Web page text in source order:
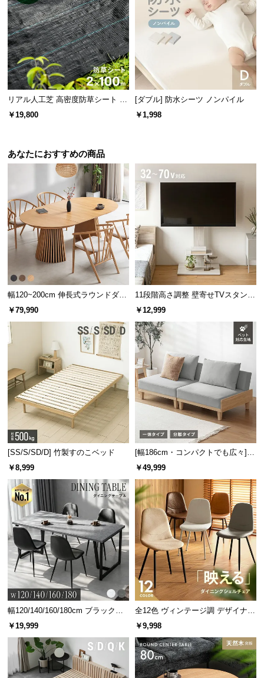
リアル人工芝 高密度防草シート 2×
100m
￥19,800
[ダブル] 防水シーツ ノンパイル
￥1,998
あなたにおすすめの商品
幅120~200cm 伸長式ラウンドダイ
ニングテーブル 6人掛け 天然木突
板 美しい格子デザイン
￥79,990
11段階高さ調整 壁寄せTVスタンド
キャスター付き 上下左右角度調節
￥12,999
[SS/S/SD/D] 竹製すのこベッド
￥8,999
[幅186cm・コンパクトでも広々] 3
人掛けソファベッド リクライニン
￥49,999
幅120/140/160/180cm ブラックフ
レーム ダイニング 大理石調 4人掛
￥19,999
全12色 ヴィンテージ調 デザイナー
ズシェルチェア
￥9,998